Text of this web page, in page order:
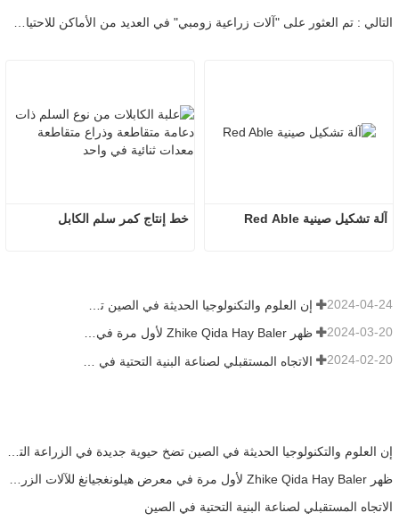
خط إنتاج كمر سلم الكابل آلة تشكيل صينية Red Able
2024-04-24
ظهر Zhike Qida Hay Baler لأول مرة في معرض هيلونغجيانغ للآلات الزراعية 2024-03-20
2024-02-20
الاتجاه المستقبلي لصناعة البنية التحتية في الصين